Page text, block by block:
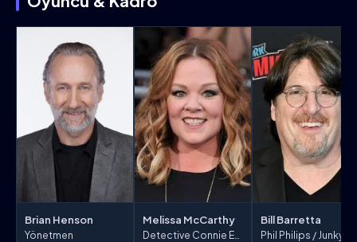
Brian Henson
Yönetmen
Melissa McCarthy Bill Barretta